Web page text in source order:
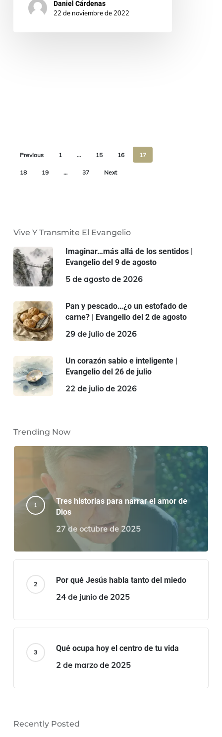
Daniel Cárdenas
22 de noviembre de 2022
Previous 1 … 15 16 17
18 19 … 37 Next
Vive Y Transmite El Evangelio
Imaginar…más allá de los sentidos |
Evangelio del 9 de agosto
5 de agosto de 2026
Pan y pescado…¿o un estofado de
carne? | Evangelio del 2 de agosto
29 de julio de 2026
Un corazón sabio e inteligente |
Evangelio del 26 de julio
22 de julio de 2026
Trending Now
Tres historias para narrar el amor de
Dios
27 de octubre de 2025
Por qué Jesús habla tanto del miedo
24 de junio de 2025
Qué ocupa hoy el centro de tu vida
2 de marzo de 2025
Recently Posted